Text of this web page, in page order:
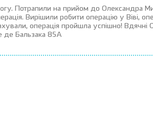
Потрапили на прийом до Олександра
Вирішили робити операцію у Віві,
операція пройшла успішно!
де Бальзака 85А